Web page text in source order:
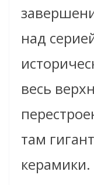
над
весь
там
керамики.